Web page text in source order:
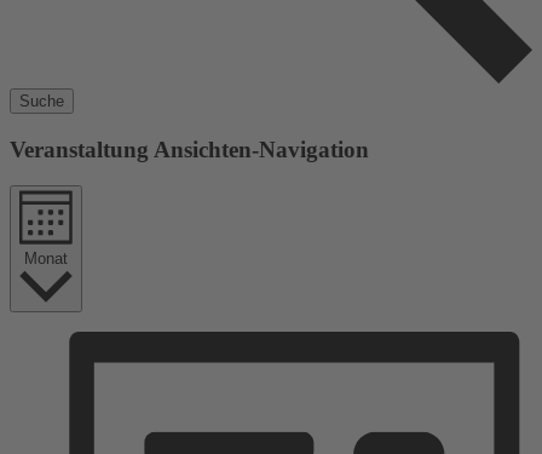
Suche
Veranstaltung Ansichten-Navigation
Monat